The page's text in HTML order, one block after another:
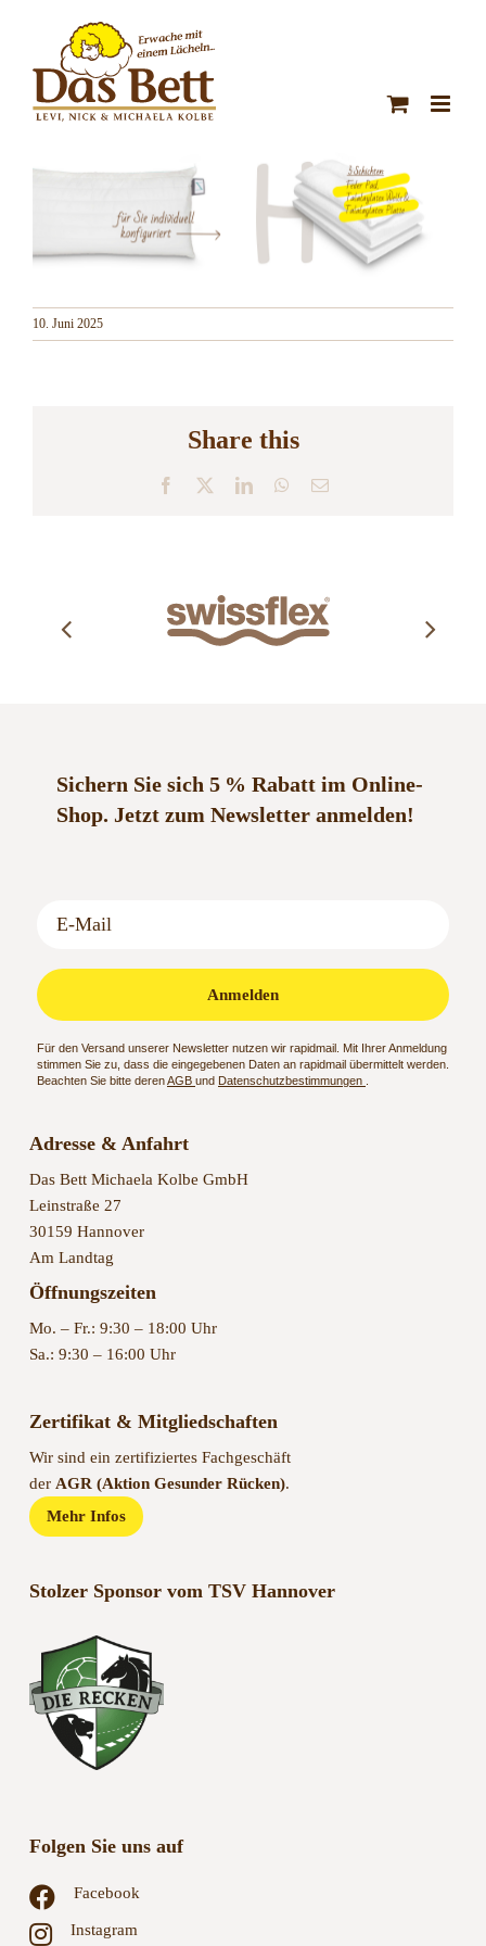
10. Juni 2025
Share this
Facebook LinkedInWhatsApp
E-
Sichern Sie sich 5 % Rabatt im Online-
Shop. Jetzt zum Newsletter anmelden!
Anmelden
Für den Versand unserer Newsletter nutzen wir rapidmail. Mit Ihrer Anmeldung
stimmen Sie zu, dass die eingegebenen Daten an rapidmail übermittelt werden.
Beachten Sie bitte derenAGB und Datenschutzbestimmungen
Adresse & Anfahrt
Das Bett Michaela Kolbe GmbH
Leinstraße 27
30159 Hannover
Am Landtag
Öffnungszeiten
Mo. – Fr.: 9:30 – 18:00 Uhr
Sa.: 9:30 – 16:00 Uhr
Zertifikat & Mitgliedschaften
Wir sind ein zertifiziertes Fachgeschäft
der AGR (Aktion Gesunder Rücken).
Mehr Infos
Stolzer Sponsor vom TSV Hannover
Folgen Sie uns auf
Facebook
Instagram